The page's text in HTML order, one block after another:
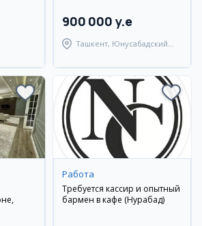
900 000 y.e
Ташкент, Юнусабадский
Работа
Требуется кассир и опытный
бармен в кафе (Нурабад)